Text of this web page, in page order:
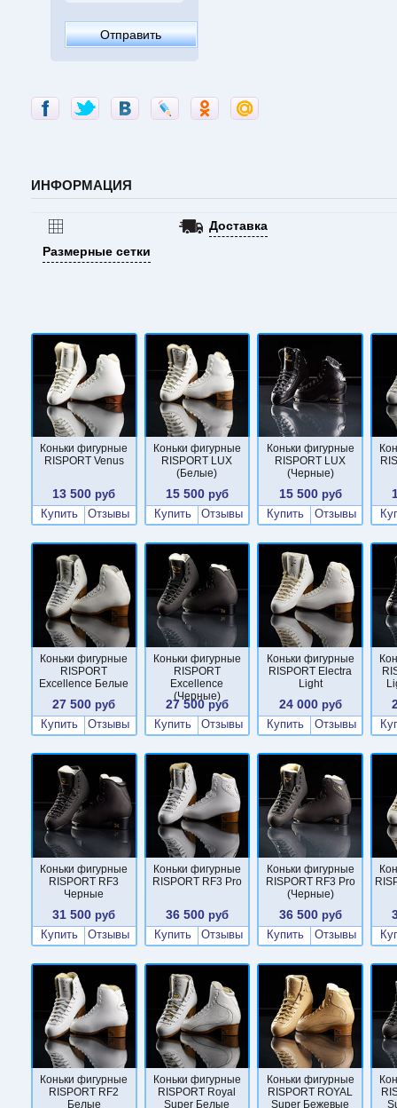
ИНФОРМАЦИЯ
Размерные сетки
Доставка
Коньки фигурные
RISPORT Venus
13 500 руб
Купить
Отзывы
Коньки фигурные
RISPORT LUX
(Белые)
15 500 руб
Купить
Отзывы
Коньки фигурные
RISPORT LUX
(Черные)
15 500руб
Купить
Отзывы
Коньки фигурные
RISPORT
Excellence Белые
27 500 руб
Купить
Отзывы
Коньки фигурные
RISPORT
Excellence
(Черные)
27 500 руб
Купить
Отзывы
Коньки фигурные
RISPORT Electra
Light
24 000руб
Купить
Отзывы
Коньки фигурные
RISPORT RF3
Черные
31 500 руб
Купить
Отзывы
Коньки фигурные
RISPORT RF3 Pro
36 500 руб
Купить
Отзывы
Коньки фигурные
RISPORT RF3 Pro
(Черные)
36 500руб
Купить
Отзывы
Коньки фигурные
RISPORT RF2
Белые
Коньки фигурные
RISPORT Royal
Super Белые
Коньки фигурные
RISPORT ROYAL
Super Бежевые